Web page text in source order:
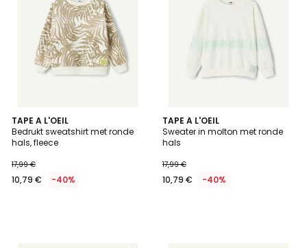
TAPE A L'OEIL
Bedrukt sweatshirt met ronde
hals, fleece
17,99 €
10,79 € -40%
TAPE A L'OEIL
Sweater in molton met ronde
hals
17,99 €
10,79 € -40%